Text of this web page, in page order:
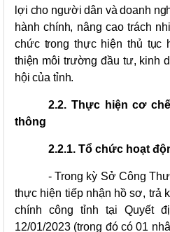
lợi cho người dân và doanh
hành chính, nâng cao trách
chức trong thực hiện thủ tục
thiện môi trường đầu tư, kinh
hội của tỉnh.
2.2. Thực hiện cơ
thông
2.2.1. Tổ chức hoạt
- Trong kỳ Sở Công
thực hiện tiếp nhận hồ sơ, trả
chính công tỉnh tại Quyết
12/01/2023 (trong đó có 01